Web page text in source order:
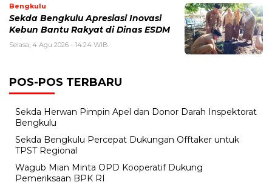
Bengkulu
Sekda Bengkulu Apresiasi Inovasi
Kebun Bantu Rakyat di Dinas ESDM
Selasa, 4 Agu 2026 - 14:24 WIB
POS-POS TERBARU
Sekda Herwan Pimpin Apel dan Donor Darah Inspektorat
Bengkulu
Sekda Bengkulu Percepat Dukungan Offtaker untuk
TPST Regional
Wagub Mian Minta OPD Kooperatif Dukung
Pemeriksaan BPK RI